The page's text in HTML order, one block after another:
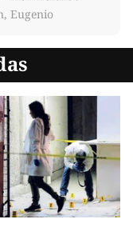
Eugenio